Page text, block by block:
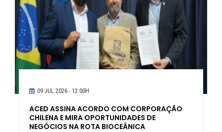
09 JUL 2026 - 12:00H
ACED ASSINA ACORDO COM CORPORAÇÃO
CHILENA E MIRA OPORTUNIDADES DE
NEGÓCIOS NA ROTA BIOCEÂNICA